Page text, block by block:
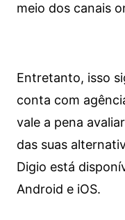
meio dos canais
Entretanto, isso
conta com
vale a pena
das suas
Digio está
Android e iOS.